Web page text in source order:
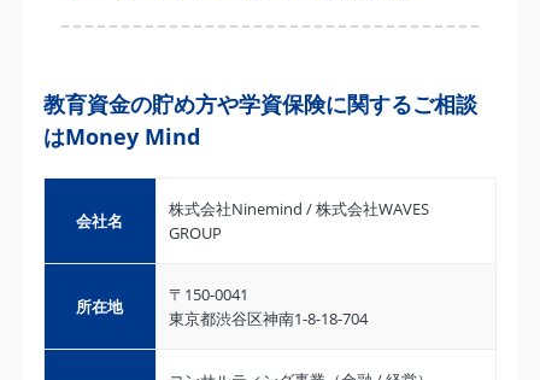
教育資金の貯め方や学資保険に関するご相談
はMoney Mind
会社名
株式会社Ninemind / 株式会社WAVES
GROUP
所在地
〒150-0041
東京都渋谷区神南1-8-18-704